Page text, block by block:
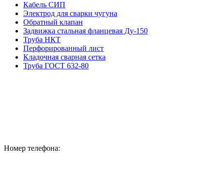
Кабель СИП
Электрод для сварки чугуна
Обратный клапан
Задвижка стальная фланцевая Ду-150
Труба НКТ
Перфорированный лист
Кладочная сварная сетка
Труба ГОСТ 632-80
Номер телефона: